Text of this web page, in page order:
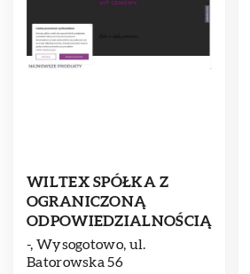
WILTEX SPÓŁKA Z
OGRANICZONĄ
ODPOWIEDZIALNOŚCIĄ
-, Wysogotowo, ul.
Batorowska 56